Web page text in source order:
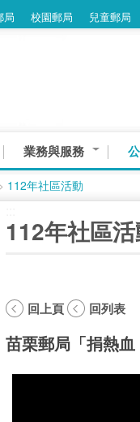
局 校園郵局 兒童郵局
業務與服務
112年社區活動
112年社區
回上頁 回列表
苗栗郵局「捐熱